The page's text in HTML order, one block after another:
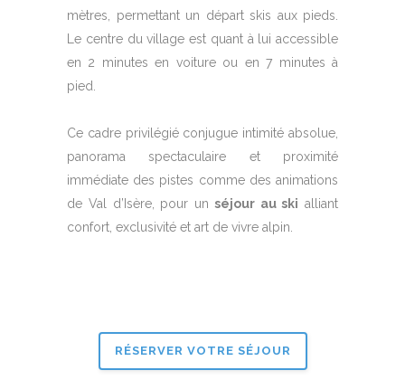
mètres, permettant un départ skis aux pieds.
Le centre du village est quant à lui accessible
en 2 minutes en voiture ou en 7 minutes à
pied.
Ce cadre privilégié conjugue intimité absolue,
panorama spectaculaire et proximité
immédiate des pistes comme des animations
de Val d’Isère, pour un séjour au ski alliant
confort, exclusivité et art de vivre alpin.
RÉSERVER VOTRE SÉJOUR